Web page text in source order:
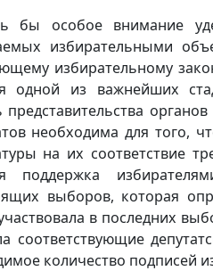
бы особое внимание
избирательными
избирательному
одной из важнейших
представительства
необходима для того,
на их соответствие
поддержка
выборов, которая
в последних
соответствующие
количество подписей